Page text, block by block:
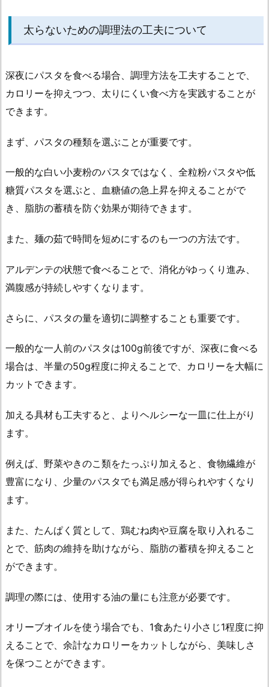
太らないための調理法の工夫について
深夜にパスタを食べる場合、調理方法を工夫することで、
カロリーを抑えつつ、太りにくい食べ方を実践することが
できます。
まず、パスタの種類を選ぶことが重要です。
一般的な白い小麦粉のパスタではなく、全粒粉パスタや低
糖質パスタを選ぶと、血糖値の急上昇を抑えることがで
き、脂肪の蓄積を防ぐ効果が期待できます。
また、麺の茹で時間を短めにするのも一つの方法です。
アルデンテの状態で食べることで、消化がゆっくり進み、
満腹感が持続しやすくなります。
さらに、パスタの量を適切に調整することも重要です。
一般的な一人前のパスタは100g前後ですが、深夜に食べる
場合は、半量の50g程度に抑えることで、カロリーを大幅に
カットできます。
加える具材も工夫すると、よりヘルシーな一皿に仕上がり
ます。
例えば、野菜やきのこ類をたっぷり加えると、食物繊維が
豊富になり、少量のパスタでも満足感が得られやすくなり
ます。
また、たんぱく質として、鶏むね肉や豆腐を取り入れるこ
とで、筋肉の維持を助けながら、脂肪の蓄積を抑えること
ができます。
調理の際には、使用する油の量にも注意が必要です。
オリーブオイルを使う場合でも、1食あたり小さじ1程度に抑
えることで、余計なカロリーをカットしながら、美味しさ
を保つことができます。